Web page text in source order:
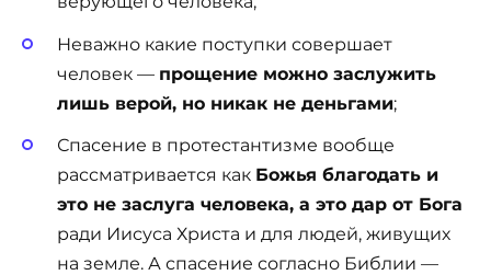
Неважно какие поступки совершает
человек — прощение можно заслужить
лишь верой, но никак не деньгами;
Спасение в протестантизме вообще
рассматривается как Божья благодать и
это не заслуга человека, а это дар от Бога
ради Иисуса Христа и для людей, живущих
на земле. А спасение согласно Библии —